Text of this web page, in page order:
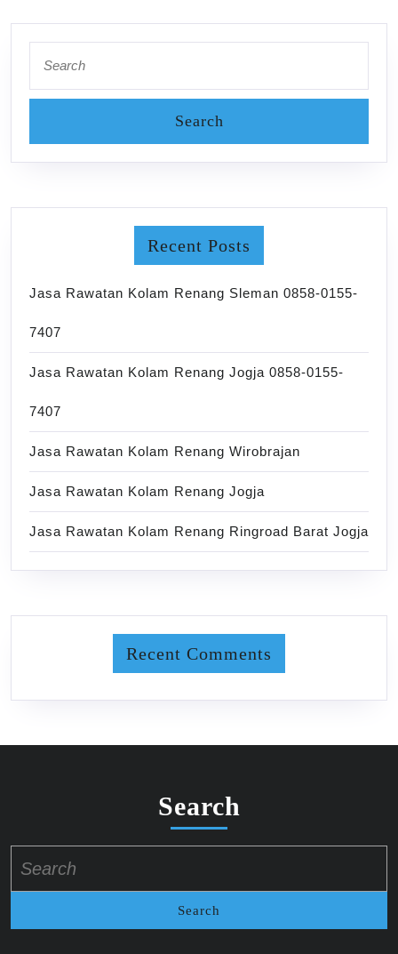
for:
Recent Posts
Jasa Rawatan Kolam Renang Sleman 0858-0155-
7407
Jasa Rawatan Kolam Renang Jogja 0858-0155-
7407
Jasa Rawatan Kolam Renang Wirobrajan
Jasa Rawatan Kolam Renang Jogja
Jasa Rawatan Kolam Renang Ringroad Barat Jogja
Recent Comments
Search
for: